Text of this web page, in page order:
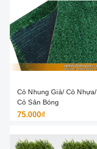
Cỏ Nhung Giả/ Cỏ Nhựa/
Cỏ Sân Bóng
75.000₫